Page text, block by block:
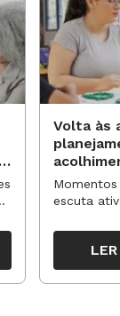
Volta às
novas
escuta
tempos,
segundo